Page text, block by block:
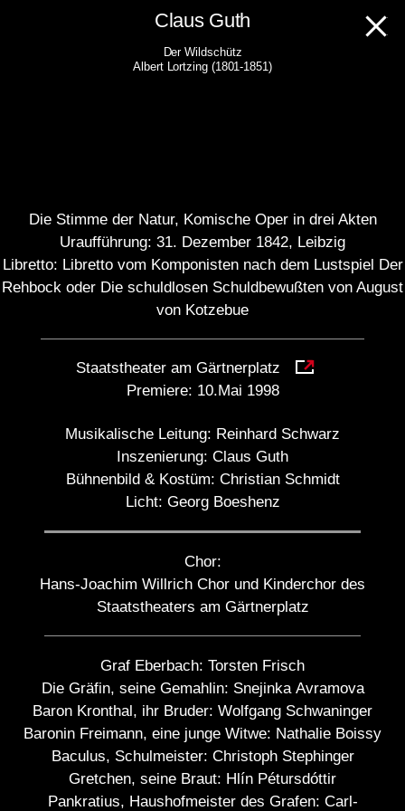
Claus Guth
Der Wildschütz
Albert Lortzing (1801-1851)
Die Stimme der Natur, Komische Oper in drei Akten
Uraufführung: 31. Dezember 1842, Leibzig
Libretto: Libretto vom Komponisten nach dem Lustspiel Der
Rehbock oder Die schuldlosen Schuldbewußten von August
von Kotzebue
Staatstheater am Gärtnerplatz
Premiere: 10.Mai 1998
Musikalische Leitung: Reinhard Schwarz
Inszenierung: Claus Guth
Bühnenbild & Kostüm: Christian Schmidt
Licht: Georg Boeshenz
Chor:
Hans-Joachim Willrich Chor und Kinderchor des
Staatstheaters am Gärtnerplatz
Graf Eberbach: Torsten Frisch
Die Gräfin, seine Gemahlin: Snejinka Avramova
Baron Kronthal, ihr Bruder: Wolfgang Schwaninger
Baronin Freimann, eine junge Witwe: Nathalie Boissy
Baculus, Schulmeister: Christoph Stephinger
Gretchen, seine Braut: Hlín Pétursdóttir
Pankratius, Haushofmeister des Grafen: Carl-